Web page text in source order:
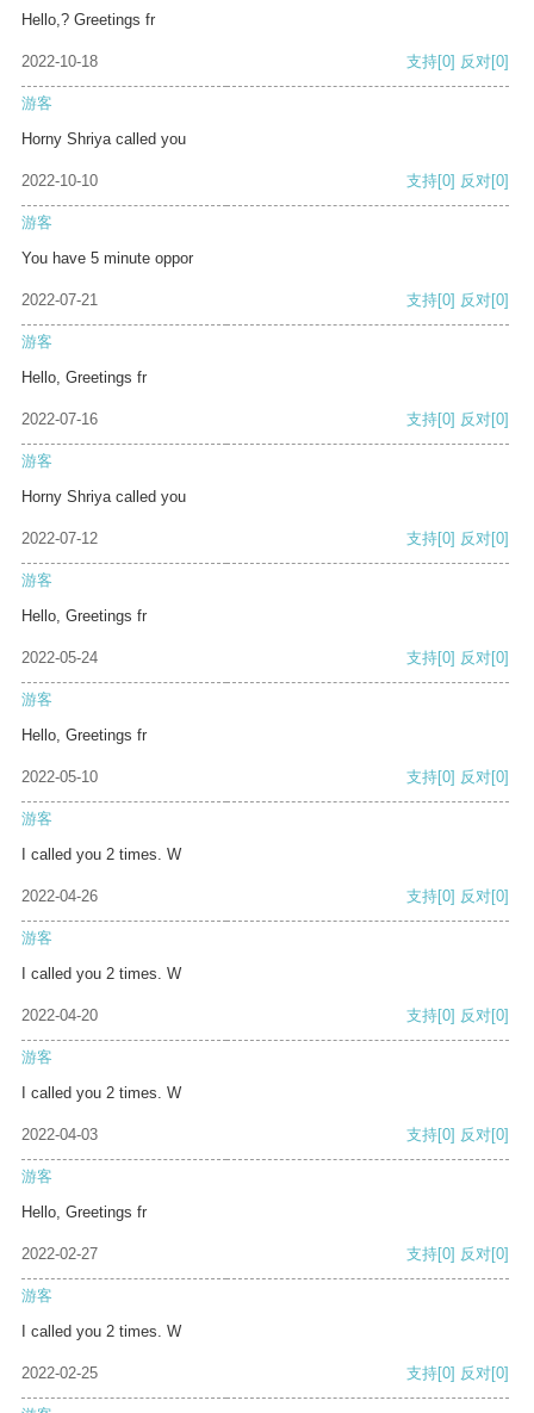
Hello,? Greetings fr
2022-10-18 支持[0] 反对[0]
游客
Horny Shriya called you
2022-10-10 支持[0] 反对[0]
游客
You have 5 minute oppor
2022-07-21 支持[0] 反对[0]
游客
Hello, Greetings fr
2022-07-16 支持[0] 反对[0]
游客
Horny Shriya called you
2022-07-12 支持[0] 反对[0]
游客
Hello, Greetings fr
2022-05-24 支持[0] 反对[0]
游客
Hello, Greetings fr
2022-05-10 支持[0] 反对[0]
游客
I called you 2 times. W
2022-04-26 支持[0] 反对[0]
游客
I called you 2 times. W
2022-04-20 支持[0] 反对[0]
游客
I called you 2 times. W
2022-04-03 支持[0] 反对[0]
游客
Hello, Greetings fr
2022-02-27 支持[0] 反对[0]
游客
I called you 2 times. W
2022-02-25 支持[0] 反对[0]